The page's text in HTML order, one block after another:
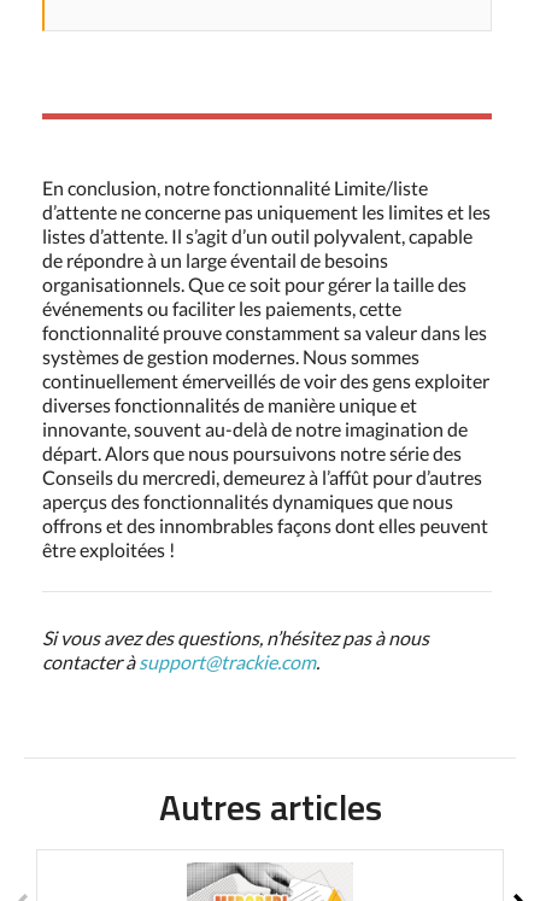
En conclusion, notre fonctionnalité Limite/liste
d’attente ne concerne pas uniquement les limites et les
listes d’attente. Il s’agit d’un outil polyvalent, capable
de répondre à un large éventail de besoins
organisationnels. Que ce soit pour gérer la taille des
événements ou faciliter les paiements, cette
fonctionnalité prouve constamment sa valeur dans les
systèmes de gestion modernes. Nous sommes
continuellement émerveillés de voir des gens exploiter
diverses fonctionnalités de manière unique et
innovante, souvent au-delà de notre imagination de
départ. Alors que nous poursuivons notre série des
Conseils du mercredi, demeurez à l’affût pour d’autres
aperçus des fonctionnalités dynamiques que nous
offrons et des innombrables façons dont elles peuvent
être exploitées !
Si vous avez des questions, n’hésitez pas à nous
contacter àsupport@trackie.com.
Autres articles